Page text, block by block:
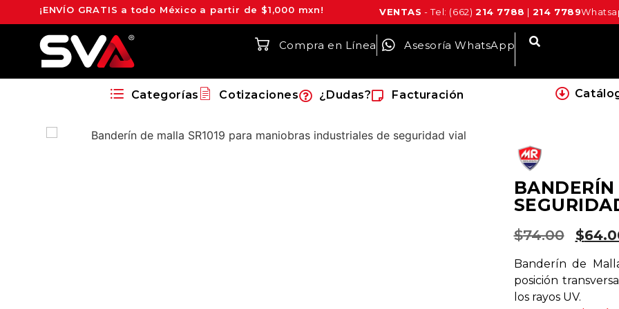
¡ENVÍO GRATIS a todo México a partir de $1,000 mxn! VENTAS - Tel: (662)214 7788 | 214 7789
Compra en Línea Asesoría WhatsApp
Categorías Cotizaciones ¿Dudas? Facturación
$74.00 $
Banderín de
posición
los rayos UV.